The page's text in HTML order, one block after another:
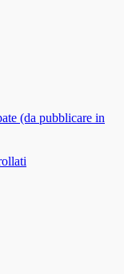
(da pubblicare in